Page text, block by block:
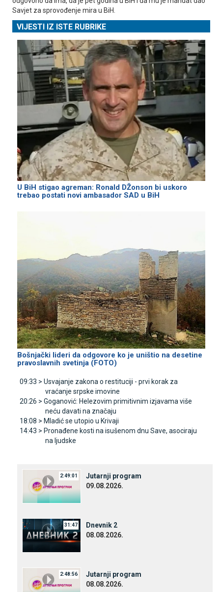
Savjet za sprovođenje mira u BiH.
VIJESTI IZ ISTE RUBRIKE
U BiH stigao agreman: Ronald DŽonson bi uskoro
trebao postati novi ambasador SAD u BiH
Bošnjački lideri da odgovore ko je uništio na desetine
pravoslavnih svetinja (FOTO)
09:33 > Usvajanje zakona o restituciji - prvi korak za
vraćanje srpske imovine
20:26 > Goganović: Helezovim primitivnim izjavama više
neću davati na značaju
18:08 > Mladić se utopio u Krivaji
14:43 > Pronađene kosti na isušenom dnu Save, asociraju
na ljudske
2:49:01
Јutarnji program
09.08.2026.
31:47
Dnevnik 2
08.08.2026.
2:48:56
Јutarnji program
08.08.2026.